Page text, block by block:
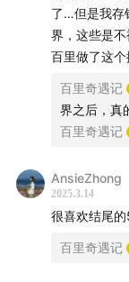
听友群 ➕v：
务，慎重加入！
投稿邮箱：
了…但是我存
界，这些是
百里做了这
百里奇遇记
界之后，真
百里奇遇记
AnsieZhong
2025.3.14
很喜欢结尾
百里奇遇记